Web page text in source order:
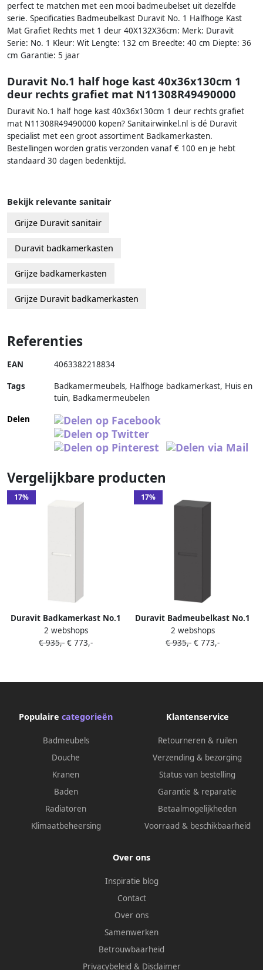
perfect te matchen met een mooi badmeubelset uit dezelfde
serie. Specificaties Badmeubelkast Duravit No. 1 Halfhoge Kast
Mat Grafiet Rechts met 1 deur 40X132X36cm: Merk: Duravit
Serie: No. 1 Kleur: Wit Lengte: 132 cm Breedte: 40 cm Diepte: 36
cm Garantie: 5 jaar
Duravit No.1 half hoge kast 40x36x130cm 1
deur rechts grafiet mat N11308R49490000
Duravit No.1 half hoge kast 40x36x130cm 1 deur rechts grafiet
mat N11308R49490000 kopen? Sanitairwinkel.nl is dé Duravit
specialist met een groot assortiment Badkamerkasten.
Bestellingen worden gratis verzonden vanaf € 100 en je hebt
standaard 30 dagen bedenktijd.
Bekijk relevante sanitair
Grijze Duravit sanitair
Duravit badkamerkasten
Grijze badkamerkasten
Grijze Duravit badkamerkasten
Referenties
EAN 4063382218834
Tags
Badkamermeubels, Halfhoge badkamerkast, Huis en
tuin, Badkamermeubelen
Delen
Vergelijkbare producten
17%
Duravit Badkamerkast No.1
Halfhoge Kast Met 1 Deur
Delen 40x132x36 cm Rechts
2 webshops
€ 935,- € 773,-
17%
Duravit Badmeubelkast No.1
Halfhoge Kast Met 1 deur
Delen 40x132x36 cm Mat
2 webshops
€ 935,- € 773,-
Populaire categorieën
Badmeubels
Douche
Kranen
Baden
Radiatoren
Klimaatbeheersing
Klantenservice
Retourneren & ruilen
Verzending & bezorging
Status van bestelling
Garantie & reparatie
Betaalmogelijkheden
Voorraad & beschikbaarheid
Over ons
Inspiratie blog
Contact
Over ons
Samenwerken
Betrouwbaarheid
Privacybeleid & Disclaimer